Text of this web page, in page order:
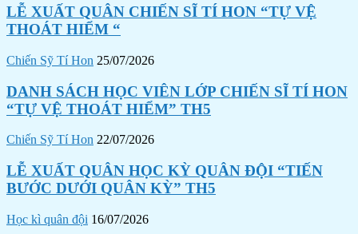
LỄ XUẤT QUÂN CHIẾN SĨ TÍ HON “TỰ VỆ
THOÁT HIỂM “
Chiến Sỹ Tí Hon 25/07/2026
DANH SÁCH HỌC VIÊN LỚP CHIẾN SĨ TÍ HON
“TỰ VỆ THOÁT HIỂM” TH5
Chiến Sỹ Tí Hon 22/07/2026
LỄ XUẤT QUÂN HỌC KỲ QUÂN ĐỘI “TIẾN
BƯỚC DƯỚI QUÂN KỲ” TH5
Học kì quân đội 16/07/2026